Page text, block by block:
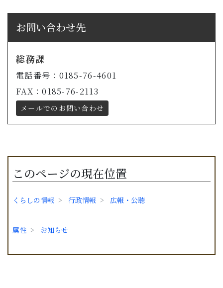
お問い合わせ先
総務課
電話番号：0185-76-4601
FAX：0185-76-2113
メールでのお問い合わせ
このページの現在位置
くらしの情報 行政情報 広報・公聴
属性 お知らせ